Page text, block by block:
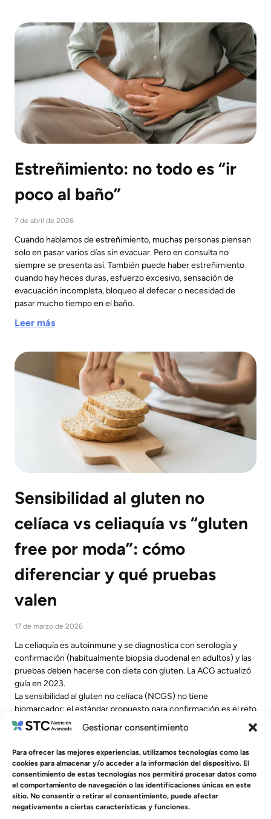
Gestionar consentimiento
Para ofrecer las mejores experiencias, utilizamos tecnologías como las
cookies para almacenar y/o acceder a la información del dispositivo. El
consentimiento de estas tecnologías nos permitirá procesar datos como
el comportamiento de navegación o las identificaciones únicas en este
sitio. No consentir o retirar el consentimiento, puede afectar
negativamente a ciertas características y funciones.
Estreñimiento: no todo es “ir
poco al baño”
7 de abril de 2026
Cuando hablamos de estreñimiento, muchas personas piensan
solo en pasar varios días sin evacuar. Pero en consulta no
siempre se presenta así. También puede haber estreñimiento
cuando hay heces duras, esfuerzo excesivo, sensación de
evacuación incompleta, bloqueo al defecar o necesidad de
pasar mucho tiempo en el baño.
Leer más
Sensibilidad al gluten no
celíaca vs celiaquía vs “gluten
free por moda”: cómo
diferenciar y qué pruebas
valen
17 de marzo de 2026
La celiaquía es autoinmune y se diagnostica con serología y
confirmación (habitualmente biopsia duodenal en adultos) y las
pruebas deben hacerse con dieta con gluten. La ACG actualizó
guía en 2023.
La sensibilidad al gluten no celíaca (NCGS) no tiene
biomarcador; el estándar propuesto para confirmación es el reto
doble ciego con gluten/placebo (criterios de Salerno).
1 2 3 4